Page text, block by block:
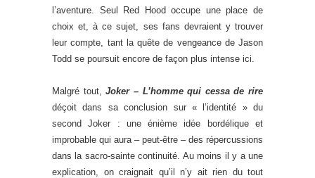
l’aventure. Seul Red Hood occupe une place de
choix et, à ce sujet, ses fans devraient y trouver
leur compte, tant la quête de vengeance de Jason
Todd se poursuit encore de façon plus intense ici.
Malgré tout,Joker – L’homme qui cessa de rire
déçoit dans sa conclusion sur « l’identité » du
second Joker : une énième idée bordélique et
improbable qui aura – peut-être – des répercussions
dans la sacro-sainte continuité. Au moins il y a une
explication, on craignait qu’il n’y ait rien du tout